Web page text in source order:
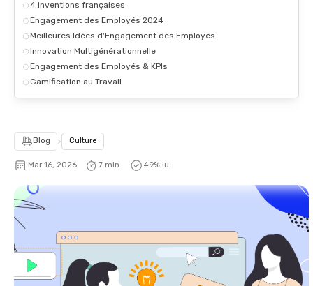
4 inventions françaises
Engagement des Employés 2024
Meilleures Idées d'Engagement des Employés
Innovation Multigénérationnelle
Engagement des Employés & KPIs
Gamification au Travail
Blog > Culture
Mar 16, 2026 7 min. 49% lu